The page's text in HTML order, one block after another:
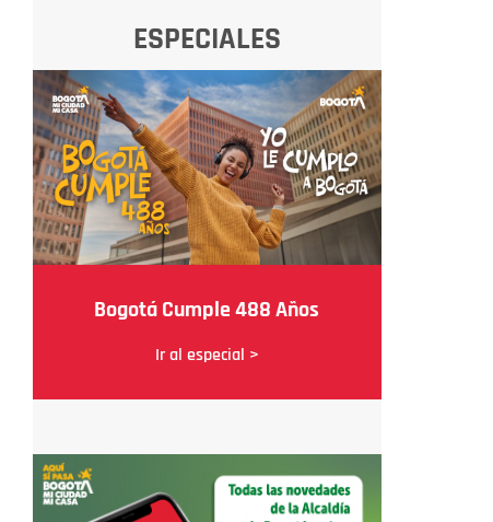
ESPECIALES
Bogotá Cumple 488 Años
Ir al especial >